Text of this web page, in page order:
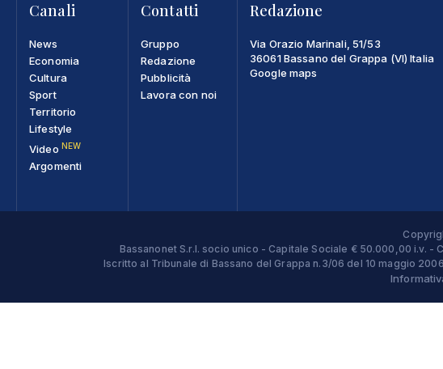
Canali
News
Economia
Cultura
Sport
Territorio
Lifestyle
Video NEW
Argomenti
Contatti
Gruppo
Redazione
Pubblicità
Lavora con noi
Redazione
Via Orazio Marinali, 51/53
36061 Bassano del Grappa (VI) Italia
Google maps
Bassanonet S.r.l. socio unico - Capitale Sociale € 50.000,00 i.v.
Iscritto al Tribunale di Bassano del Grappa n.3/06 del 10 maggio